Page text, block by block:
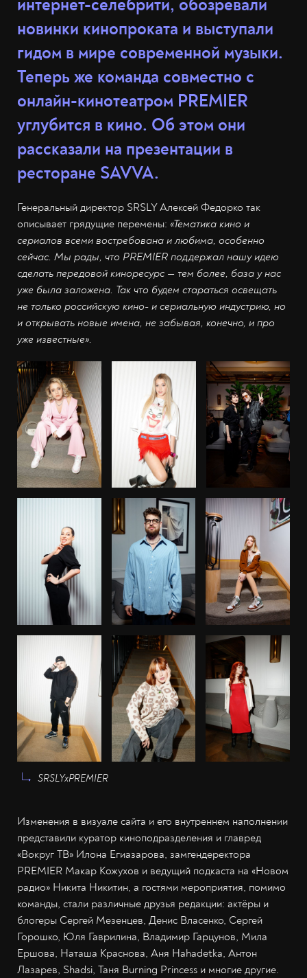
интернет-селебрити, обозревали
новинки кинопроката и выступали
гидом в мире современной музыки.
Теперь же команда совместно с
онлайн-кинотеатром PREMIER
углубится в кино. Об этом они
рассказали на презентации в
ресторане SAVVA.
Генеральный директор SRSLY Алексей Федорко так
описывает грядущие перемены: «Тематика кино и
сериалов всеми востребована и любима, особенно
сейчас. Мы рады, что PREMIER поддержал нашу идею
сделать передовой киноресурс — тем более, база у нас
уже была заложена. Так что будем стараться освещать
не только российскую кино- и сериальную индустрию, но
и открывать новые имена, не забывая, конечно, и про
уже известные».
SRSLYxPREMIER
Изменения в визуале сайта и его внутреннем наполнении
представили куратор киноподразделения и главред
«Вокруг ТВ» Илона Егиазарова, замгендеректора
PREMIER Макар Кожухов и ведущий подкаста на «Новом
радио» Никита Никитин, а гостями мероприятия, помимо
команды, стали различные друзья редакции: актёры и
блогеры Сергей Мезенцев, Денис Власенко, Сергей
Горошко, Юля Гаврилина, Владимир Гарцунов, Мила
Ершова, Наташа Краснова, Аня Hahadetka, Антон
Лазарев, Shadsi, Таня Burning Princess и многие другие.